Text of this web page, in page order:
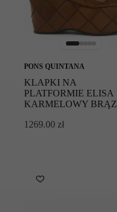
PONS QUINTANA
KLAPKI NA
PLATFORMIE ELISA
KARMELOWY BRĄZ
1269.00 zł